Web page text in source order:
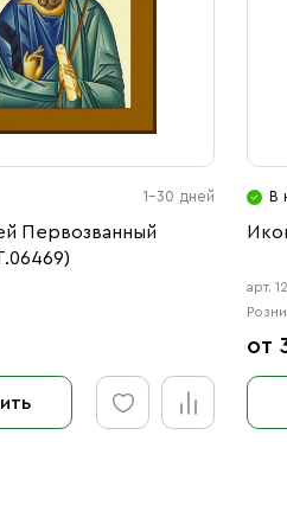
1-30 дней
Первозванный
В
арт.
от